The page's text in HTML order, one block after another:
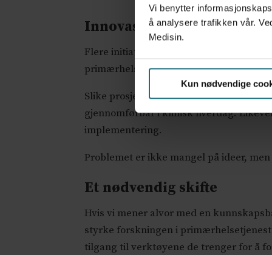
Vi benytter
å analysere trafikken vår.
Medisin.
Kun nødvendige
Innovasjon som stopper
Flere initiativer har forsøkt å tette dette
primærhelsetjenesten. Målet var å gi
Slike prosjekter viser hva som er
gjennomførbar i klinisk hverdag.
implementering.
Problemet er ikke mangel på ideer,
Et nødvendig skifte
Hvis vi mener alvor med en
styrke forskningen i
tilgang til verktøyene de trenger for å